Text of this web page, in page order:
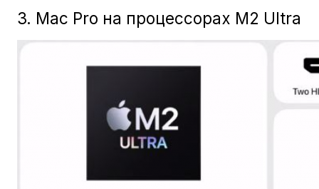
3. Mac Pro на процессорах M2 Ultra